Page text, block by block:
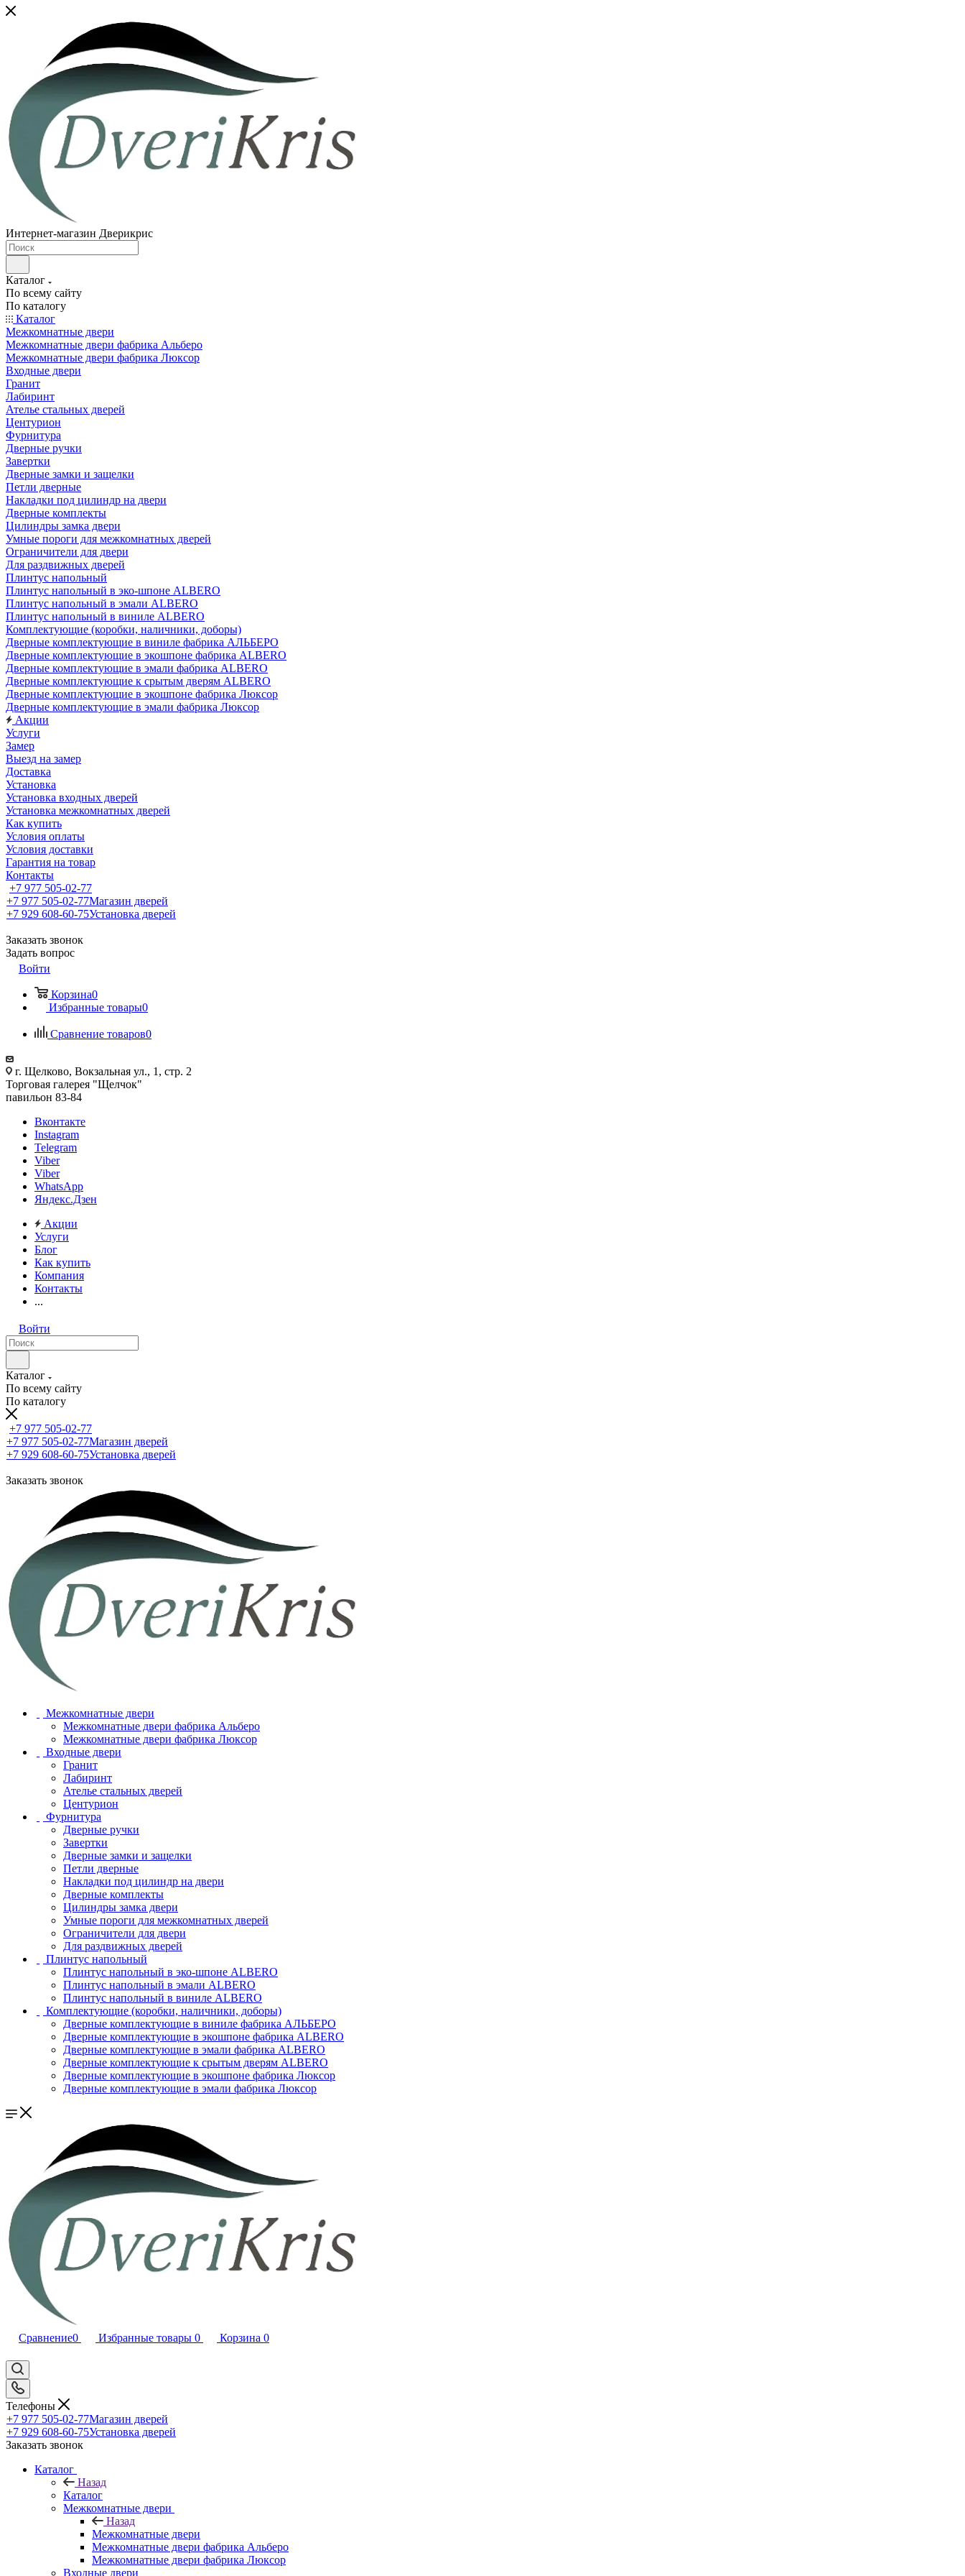
Интернет-магазин Дверикрис
Каталог
По всему сайту
По каталогу
Каталог
Межкомнатные двери
Межкомнатные двери фабрика Альберо
Межкомнатные двери фабрика Люксор
Входные двери
Гранит
Лабиринт
Ателье стальных дверей
Центурион
Фурнитура
Дверные ручки
Завертки
Дверные замки и защелки
Петли дверные
Накладки под цилиндр на двери
Дверные комплекты
Цилиндры замка двери
Умные пороги для межкомнатных дверей
Ограничители для двери
Для раздвижных дверей
Плинтус напольный
Плинтус напольный в эко-шпоне ALBERO
Плинтус напольный в эмали ALBERO
Плинтус напольный в виниле ALBERO
Комплектующие (коробки, наличники, доборы)
Дверные комплектующие в виниле фабрика АЛЬБЕРО
Дверные комплектующие в экошпоне фабрика ALBERO
Дверные комплектующие в эмали фабрика ALBERO
Дверные комплектующие к срытым дверям ALBERO
Дверные комплектующие в экошпоне фабрика Люксор
Дверные комплектующие в эмали фабрика Люксор
Акции
Услуги
Замер
Выезд на замер
Доставка
Установка
Установка входных дверей
Установка межкомнатных дверей
Как купить
Условия оплаты
Условия доставки
Гарантия на товар
Контакты
+7 977 505-02-77
+7 977 505-02-77Магазин дверей
+7 929 608-60-75Установка дверей
Заказать звонок
Задать вопрос
Войти
Корзина0
Избранные товары0
Сравнение товаров0
г. Щелково, Вокзальная ул., 1, стр. 2
Торговая галерея "Щелчок"
павильон 83-84
Вконтакте
Instagram
Telegram
Viber
Viber
WhatsApp
Яндекс.Дзен
Акции
Услуги
Блог
Как купить
Компания
Контакты
...
Войти
Каталог
По всему сайту
По каталогу
+7 977 505-02-77
+7 977 505-02-77Магазин дверей
+7 929 608-60-75Установка дверей
Заказать звонок
Межкомнатные двери
Межкомнатные двери фабрика Альберо
Межкомнатные двери фабрика Люксор
Входные двери
Гранит
Лабиринт
Ателье стальных дверей
Центурион
Фурнитура
Дверные ручки
Завертки
Дверные замки и защелки
Петли дверные
Накладки под цилиндр на двери
Дверные комплекты
Цилиндры замка двери
Умные пороги для межкомнатных дверей
Ограничители для двери
Для раздвижных дверей
Плинтус напольный
Плинтус напольный в эко-шпоне ALBERO
Плинтус напольный в эмали ALBERO
Плинтус напольный в виниле ALBERO
Комплектующие (коробки, наличники, доборы)
Дверные комплектующие в виниле фабрика АЛЬБЕРО
Дверные комплектующие в экошпоне фабрика ALBERO
Дверные комплектующие в эмали фабрика ALBERO
Дверные комплектующие к срытым дверям ALBERO
Дверные комплектующие в экошпоне фабрика Люксор
Дверные комплектующие в эмали фабрика Люксор
Сравнение0 Избранные товары 0 Корзина 0
Телефоны
+7 977 505-02-77Магазин дверей
+7 929 608-60-75Установка дверей
Заказать звонок
Каталог
Назад
Каталог
Межкомнатные двери
Назад
Межкомнатные двери
Межкомнатные двери фабрика Альберо
Межкомнатные двери фабрика Люксор
Входные двери